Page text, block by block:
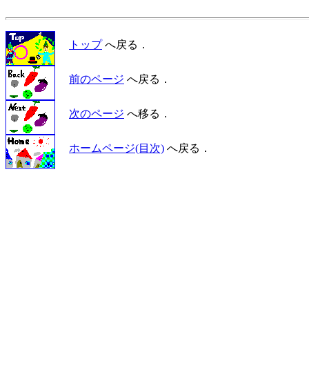
トップへ戻る．
前のページ へ戻る．
次のページ へ移る．
ホームページ(目次) へ戻る．